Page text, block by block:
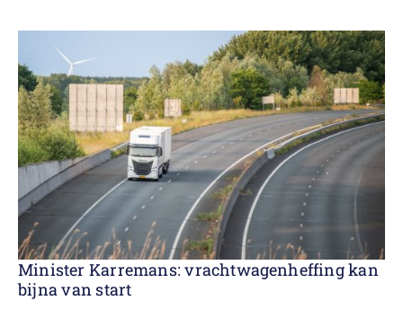
Minister Karremans: vrachtwagenheffing kan
bijna van start